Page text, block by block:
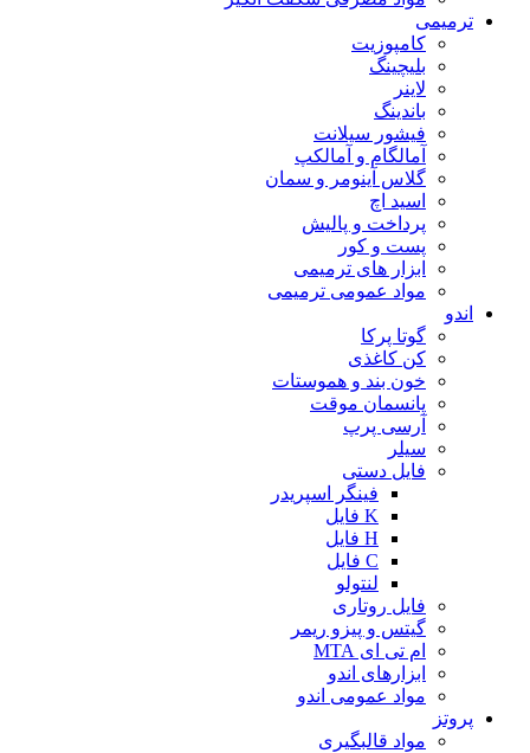
ترمیمی
کامپوزیت
بلیچینگ
لاینر
باندینگ
فیشور سیلانت
آمالگام و آمالکپ
گلاس آینومر و سمان
اسید اچ
پرداخت و پالیش
پست و کور
ابزار های ترمیمی
مواد عمومی ترمیمی
اندو
گوتا پرکا
کن کاغذی
خون بند و هموستات
پانسمان موقت
آرسی پرپ
سیلر
فایل دستی
فینگر اسپریدر
K فایل
H فایل
C فایل
لنتولو
فایل روتاری
گیتس و پیزو ریمر
ام تی ای MTA
ابزارهای اندو
مواد عمومی اندو
پروتز
مواد قالبگیری